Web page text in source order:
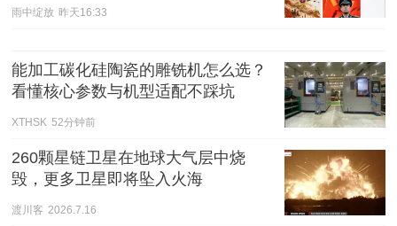
雨中绽放 昨天16:33
能加工碳化硅陶瓷的雕铣机怎么选？
看懂核心参数与机型适配不踩坑
XTHSK 52分钟前
260颗星链卫星在地球大气层中烧
毁，更多卫星即将坠入火海
渡川客 2026.7.16